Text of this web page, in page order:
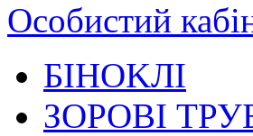
Особистий
БIHOKЛI
ЗОРОВІ